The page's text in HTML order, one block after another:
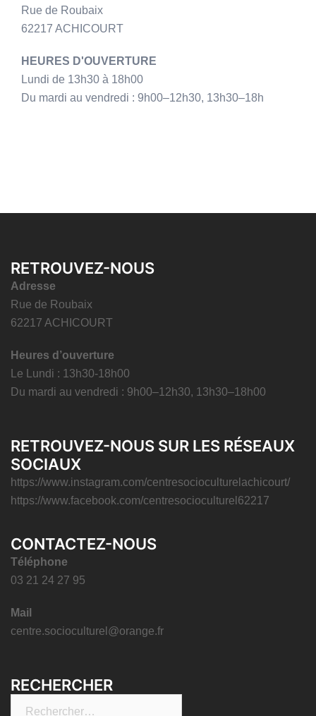
Rue de Roubaix
62217 ACHICOURT
HEURES D'OUVERTURE
Lundi de 13h30 à 18h00
Du mardi au vendredi : 9h00–12h30, 13h30–18h
RETROUVEZ-NOUS
Adresse
Rue de Roubaix
62217 ACHICOURT
Heures d’ouverture
Le Lundi : 13h30-18h00
Du mardi au vendredi : 9h00–12h30, 13h30–18h00
RETROUVEZ-NOUS SUR LES RÉSEAUX
SOCIAUX
https://www.instagram.com/centresocioculturelachicourt/
https://www.facebook.com/centresocioculturel62217
CONTACTEZ-NOUS
Téléphone
03 21 24 27 95
Mail
centre.socioculturel@orange.fr
RECHERCHER